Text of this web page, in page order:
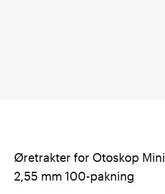
Øretrakter for Otoskop Mini
2,55 mm 100-pakning